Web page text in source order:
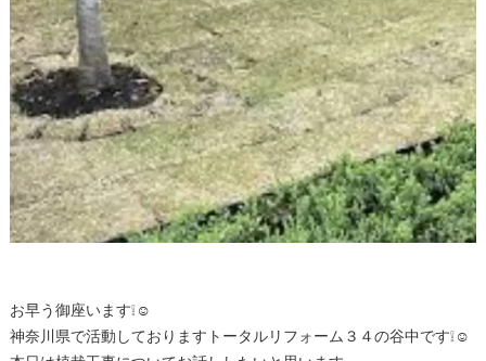
お早う御座います❕☺
神奈川県で活動しておりますトータルリフォーム３４の谷中です❕☺